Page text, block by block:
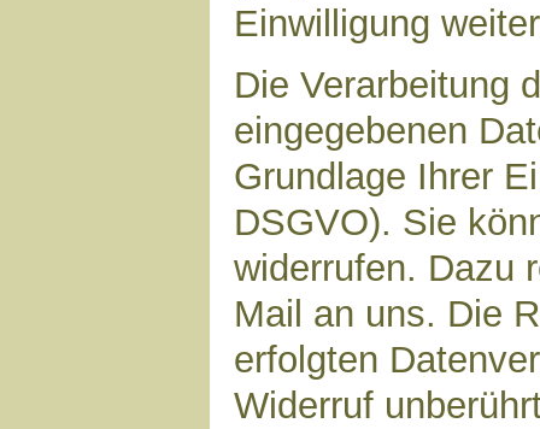
Einwilligung
Die Verarbeitung
eingegebenen
Grundlage Ihrer
DSGVO). Sie
widerrufen. Dazu
Mail an uns. Die
erfolgten
Widerruf